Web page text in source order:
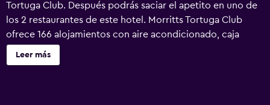
Tortuga Club. Después podrás saciar el apetito en uno de
los 2 restaurantes de este hotel. Morritts Tortuga Club
ofrece 166 alojamientos con aire acondicionado, caja
fuerte y cafetera y tetera. Las habitaciones disponen de
balcón o patio. Las camas están vestidas con ropa de
Leer más